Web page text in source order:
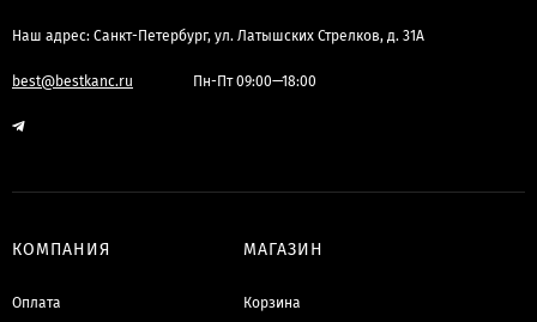
Наш адрес: Санкт-Петербург, ул. Латышских Стрелков, д. 31А
best@bestkanc.ru Пн-Пт 09:00—18:00
КОМПАНИЯ
Оплата
МАГАЗИН
Корзина